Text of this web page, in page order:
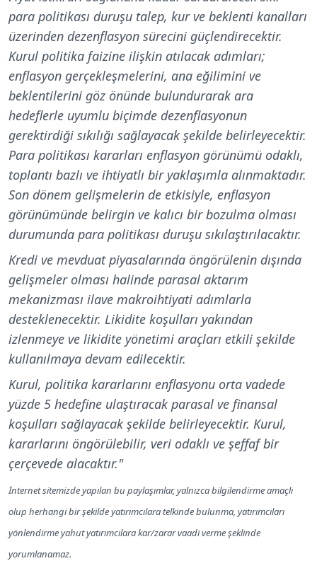
para politikası duruşu talep, kur ve beklenti kanalları
üzerinden dezenflasyon sürecini güçlendirecektir.
Kurul politika faizine ilişkin atılacak adımları;
enflasyon gerçekleşmelerini, ana eğilimini ve
beklentilerini göz önünde bulundurarak ara
hedeflerle uyumlu biçimde dezenflasyonun
gerektirdiği sıkılığı sağlayacak şekilde belirleyecektir.
Para politikası kararları enflasyon görünümü odaklı,
toplantı bazlı ve ihtiyatlı bir yaklaşımla alınmaktadır.
Son dönem gelişmelerin de etkisiyle, enflasyon
görünümünde belirgin ve kalıcı bir bozulma olması
durumunda para politikası duruşu sıkılaştırılacaktır.
Kredi ve mevduat piyasalarında öngörülenin dışında
gelişmeler olması halinde parasal aktarım
mekanizması ilave makroihtiyati adımlarla
desteklenecektir. Likidite koşulları yakından
izlenmeye ve likidite yönetimi araçları etkili şekilde
kullanılmaya devam edilecektir.
Kurul, politika kararlarını enflasyonu orta vadede
yüzde 5 hedefine ulaştıracak parasal ve finansal
koşulları sağlayacak şekilde belirleyecektir. Kurul,
kararlarını öngörülebilir, veri odaklı ve şeffaf bir
çerçevede alacaktır."
İnternet sitemizde yapılan bu paylaşımlar, yalnızca bilgilendirme amaçlı
olup herhangi bir şekilde yatırımcılara telkinde bulunma, yatırımcıları
yönlendirme yahut yatırımcılara kar/zarar vaadi verme şeklinde
yorumlanamaz.